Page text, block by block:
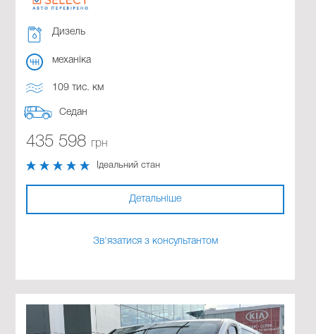
Дизель
механіка
109 тис. км
Седан
435 598 грн
Ідеальний стан
Детальніше
Зв'язатися з консультантом